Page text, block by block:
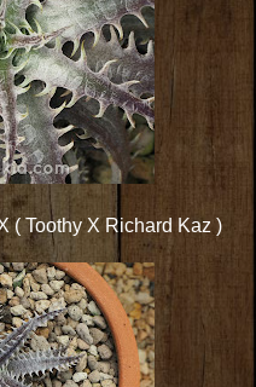
( Toothy X Richard Kaz )